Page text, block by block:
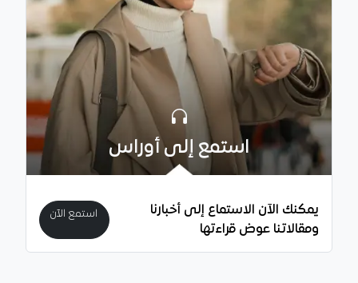
استمع إلى أوراس
يمكنك الآن الاستماع إلى أخبارنا
ومقالاتنا عوض قراءتها
استمع الآن